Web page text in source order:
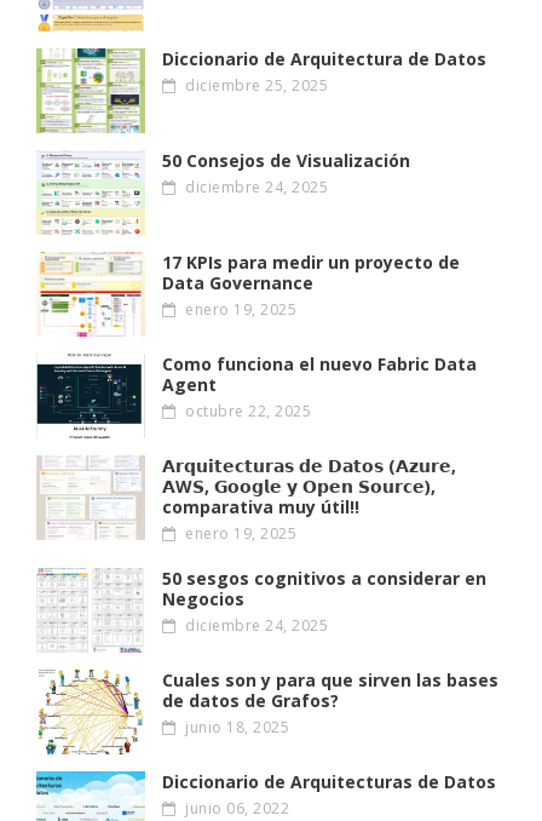
Diccionario de Arquitectura de Datos
diciembre 25, 2025
50 Consejos de Visualización
diciembre 24, 2025
17 KPIs para medir un proyecto de
Data Governance
enero 19, 2025
Como funciona el nuevo Fabric Data
Agent
octubre 22, 2025
𝗔𝗿𝗾𝘂𝗶𝘁𝗲𝗰𝘁𝘂𝗿𝗮𝘀 𝗱𝗲 𝗗𝗮𝘁𝗼𝘀 (𝗔𝘇𝘂𝗿𝗲,
𝗔W𝗦, 𝗚𝗼𝗼𝗴𝗹𝗲 𝘆 𝗢𝗽𝗲𝗻 𝗦𝗼𝘂𝗿𝗰𝗲),
comparativa muy útil!!
enero 19, 2025
50 sesgos cognitivos a considerar en
Negocios
diciembre 24, 2025
Cuales son y para que sirven las bases
de datos de Grafos?
junio 18, 2025
Diccionario de Arquitecturas de Datos
junio 06, 2022